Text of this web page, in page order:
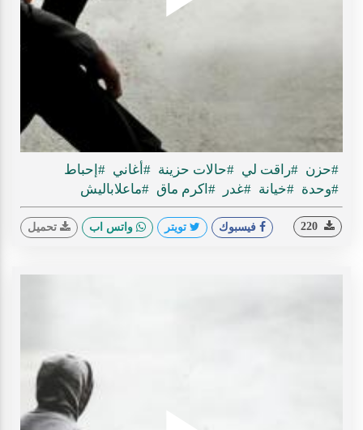
Play
#حزن #راقت لي #حالات حزينة #أغاني #إحباط
#وحدة #خيانة #غدر #اكرم ماق #ماعلاباليش
فيسبوك تويتر واتس اب تحميل